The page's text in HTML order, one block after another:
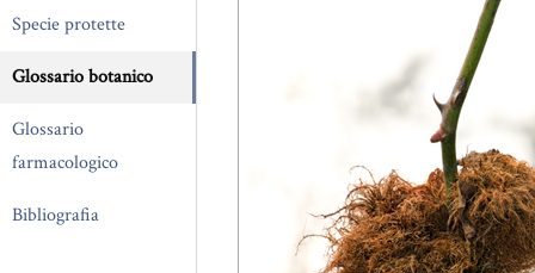
Specie protette
Glossario botanico
Glossario
farmacologico
Bibliografia